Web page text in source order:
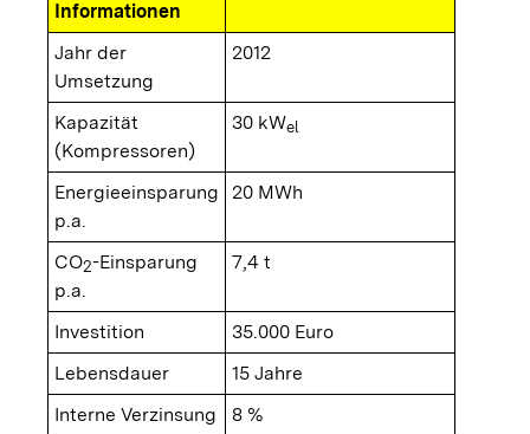
Informationen
Jahr der
Umsetzung
2012
Kapazität
(Kompressoren)
30 kWel
Energieeinsparung
p.a.
20 MWh
CO2-Einsparung
p.a.
7,4 t
Investition
35.000 Euro
Lebensdauer
15 Jahre
Interne Verzinsung
8 %